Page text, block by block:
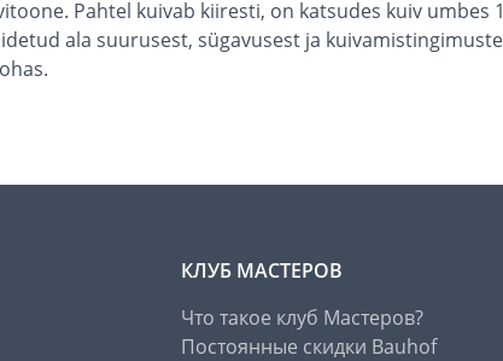
Pahtel kuivab kiiresti, on katsudes kuiv umbes
ala suurusest, sügavusest ja
КЛУБ МАСТЕРОВ
Что такое клуб Мастеров?
Постоянные скидки Bauhof